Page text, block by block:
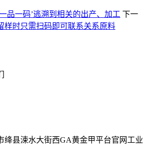
品一码’逃溯到相关的出产、加工 下一
样时只需扫码即可联系关系原料
绛县涑水大街西GA黄金甲平台官网工业